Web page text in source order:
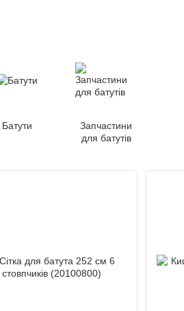
Батути
Запчастини
для батутів